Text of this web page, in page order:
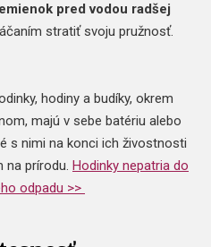
pred vodou radšej
stratiť svoju pružnosť.
hodiny a budíky, okrem
majú v sebe batériu alebo
s nimi na konci ich živostnosti
na prírodu. Hodinky nepatria do
odpadu >>